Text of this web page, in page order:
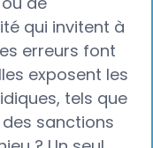
qui invitent à
erreurs font
exposent les
tels que
sanctions